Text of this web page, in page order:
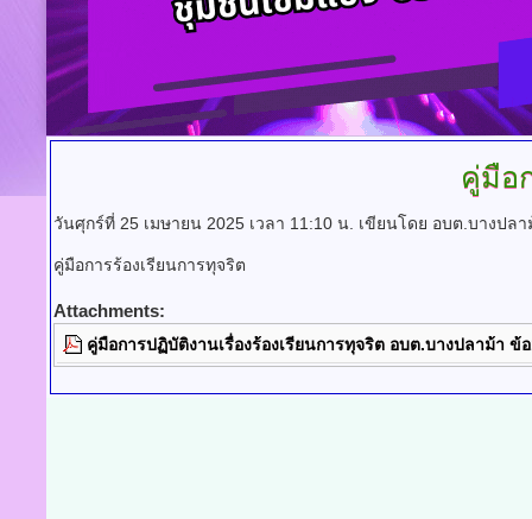
คู่มือ
วันศุกร์ที่ 25 เมษายน 2025 เวลา 11:10 น. เขียนโดย อบต.บางปลา
คู่มือการร้องเรียนการทุจริต
Attachments:
คู่มือการปฏิบัติงานเรื่องร้องเรียนการทุจริต อบต.บางปลาม้า ข้